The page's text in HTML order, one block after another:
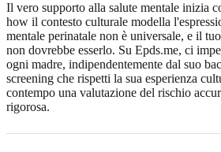
Il vero supporto alla salute mentale inizia
how il contesto culturale modella
mentale perinatale non è universale, e il
non dovrebbe esserlo. Su Epds.me, ci
ogni madre, indipendentemente dal suo
screening che rispetti la sua esperienza
contempo una valutazione del rischio
rigorosa.